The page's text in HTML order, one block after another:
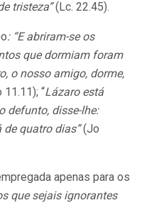
tristeza”(Lc. 22.45).
: “E abriram-se os
que dormiam foram
o nosso amigo, dorme,
11.11); “Lázaro está
defunto, disse-lhe:
de quatro dias”(Jo
apenas para os
que sejais ignorantes